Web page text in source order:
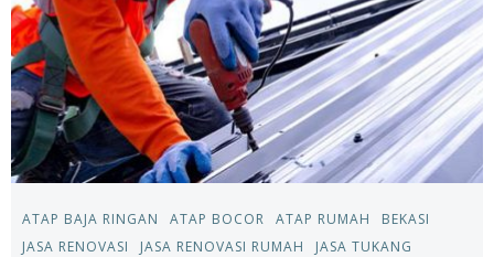
ATAP BAJA RINGAN ATAP BOCOR ATAP RUMAH
BEKASI
JASA RENOVASI
JASA RENOVASI RUMAH
JASA TUKANG